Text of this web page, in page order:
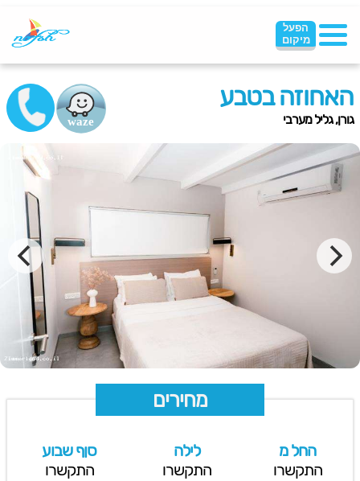
הפעל
מיקום
האחוזה בטבע
גורן, גליל מערבי
מחירים
החל מ
התקשרו
לילה
התקשרו
סןף שבוע
התקשרו